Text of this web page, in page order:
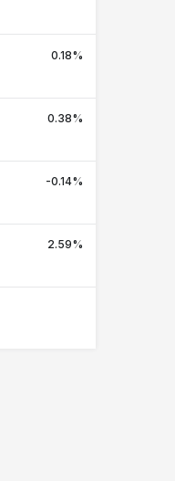
0.18%
0.38%
-0.14%
2.59%